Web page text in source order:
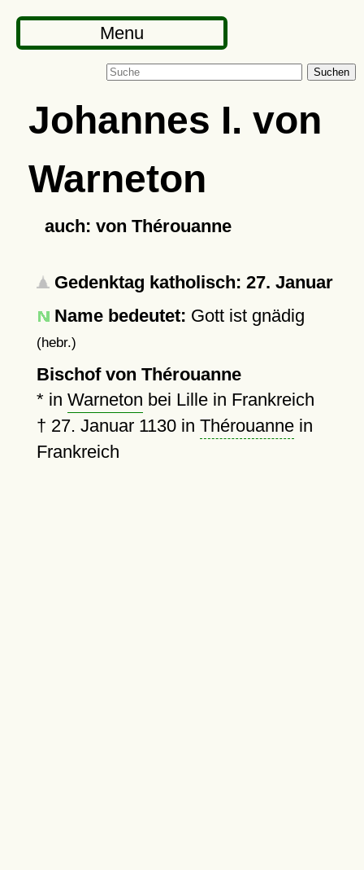
Menu
Suchen
Johannes I. von
Warneton
auch: von Thérouanne
Gedenktag katholisch: 27. Januar
Name bedeutet: Gott ist gnädig
(hebr.)
Bischof von Thérouanne
* in Warneton bei Lille in Frankreich
† 27. Januar 1130in Thérouannein
Frankreich